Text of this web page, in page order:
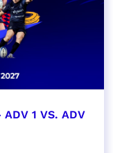
ADV 1 VS. ADV